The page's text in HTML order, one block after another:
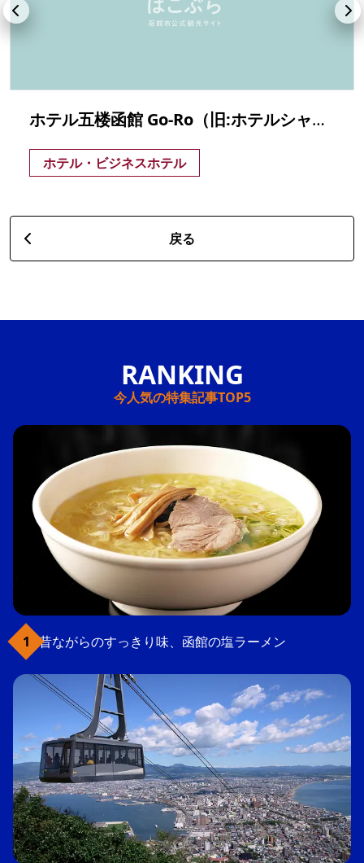
ホテル五楼函館 Go-Ro（旧:ホテルシャロームイン）
ホテル・ビジネスホテル
戻る
今人気の特集記事TOP5
昔ながらのすっきり味、函館の塩ラーメン